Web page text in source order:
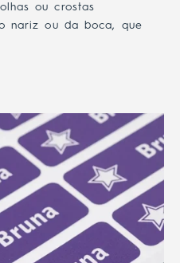
ou crostas
nariz ou da boca, que